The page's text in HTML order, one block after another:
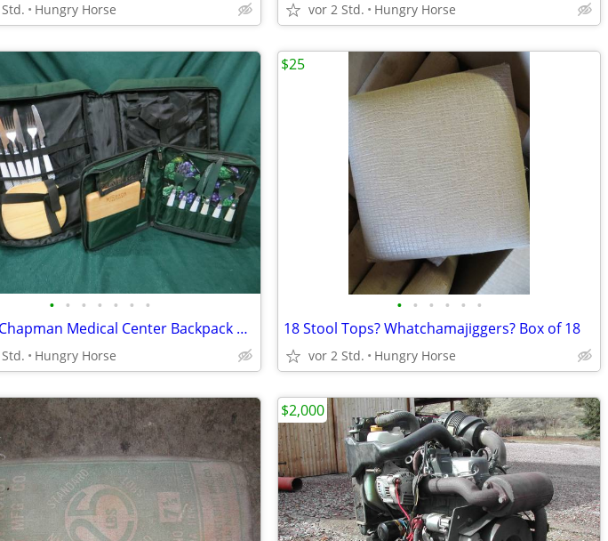
Hungry Horse vor 2 Std. Hungry Horse
• • • • • • •
Vintage Chapman Medical Center Backpack Picnic Set
Hungry Horse
• • • • • •
18 Stool Tops? Whatchamajiggers? Box of 18
vor 2 Std. Hungry Horse
$25
$2,000